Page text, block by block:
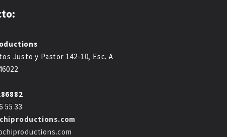
Justo y Pastor 142-10, Esc. A
55 33